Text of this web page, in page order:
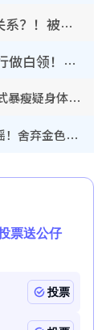
叶泓文拍拖一周年亲口否认情侣关系？！被质疑感情造假竟称GM“普通同事”
《爱·回家》36岁男艺人宣布转行做白领！卸下艺人身份回归素人平淡生活
33岁女歌手突然宣布全面停工！断崖式暴瘦疑身体亮红灯！声明曝：将暂时淡出
倪嘉雯一刀剪短发新形象更加像陈自瑶！舍弃金色长发造型气质大变超惊喜